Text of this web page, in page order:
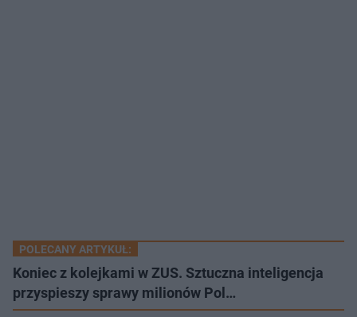
POLECANY ARTYKUŁ:
Koniec z kolejkami w ZUS. Sztuczna inteligencja
przyspieszy sprawy milionów Pol…